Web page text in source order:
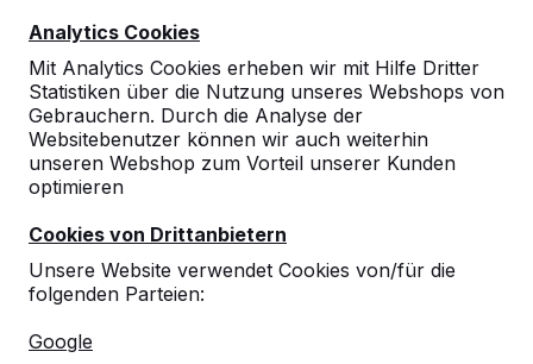
Analytics Cookies
Mit Analytics Cookies erheben wir mit Hilfe Dritter
Statistiken über die Nutzung unseres Webshops von
Gebrauchern. Durch die Analyse der
Websitebenutzer können wir auch weiterhin
unseren Webshop zum Vorteil unserer Kunden
optimieren
Cookies von Drittanbietern
Unsere Website verwendet Cookies von/für die
folgenden Parteien:
Google
Referenzen